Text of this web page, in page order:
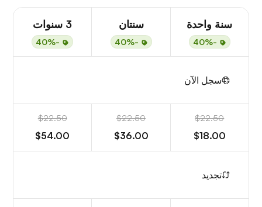
سنة واحدة
-40%
سنتان
-40%
3 سنوات
-40%
سجل الآن
$22.50
$18.00
$22.50
$36.00
$22.50
$54.00
تجديد